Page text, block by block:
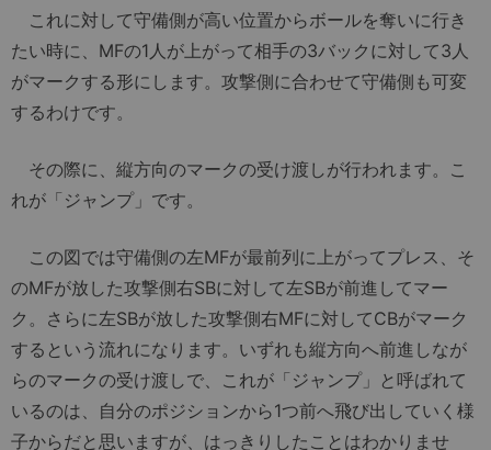
これに対して守備側が高い位置からボールを奪いに行き
たい時に、MFの1人が上がって相手の3バックに対して3人
がマークする形にします。攻撃側に合わせて守備側も可変
するわけです。
その際に、縦方向のマークの受け渡しが行われます。こ
れが「ジャンプ」です。
この図では守備側の左MFが最前列に上がってプレス、そ
のMFが放した攻撃側右SBに対して左SBが前進してマー
ク。さらに左SBが放した攻撃側右MFに対してCBがマーク
するという流れになります。いずれも縦方向へ前進しなが
らのマークの受け渡しで、これが「ジャンプ」と呼ばれて
いるのは、自分のポジションから1つ前へ飛び出していく様
子からだと思いますが、はっきりしたことはわかりませ